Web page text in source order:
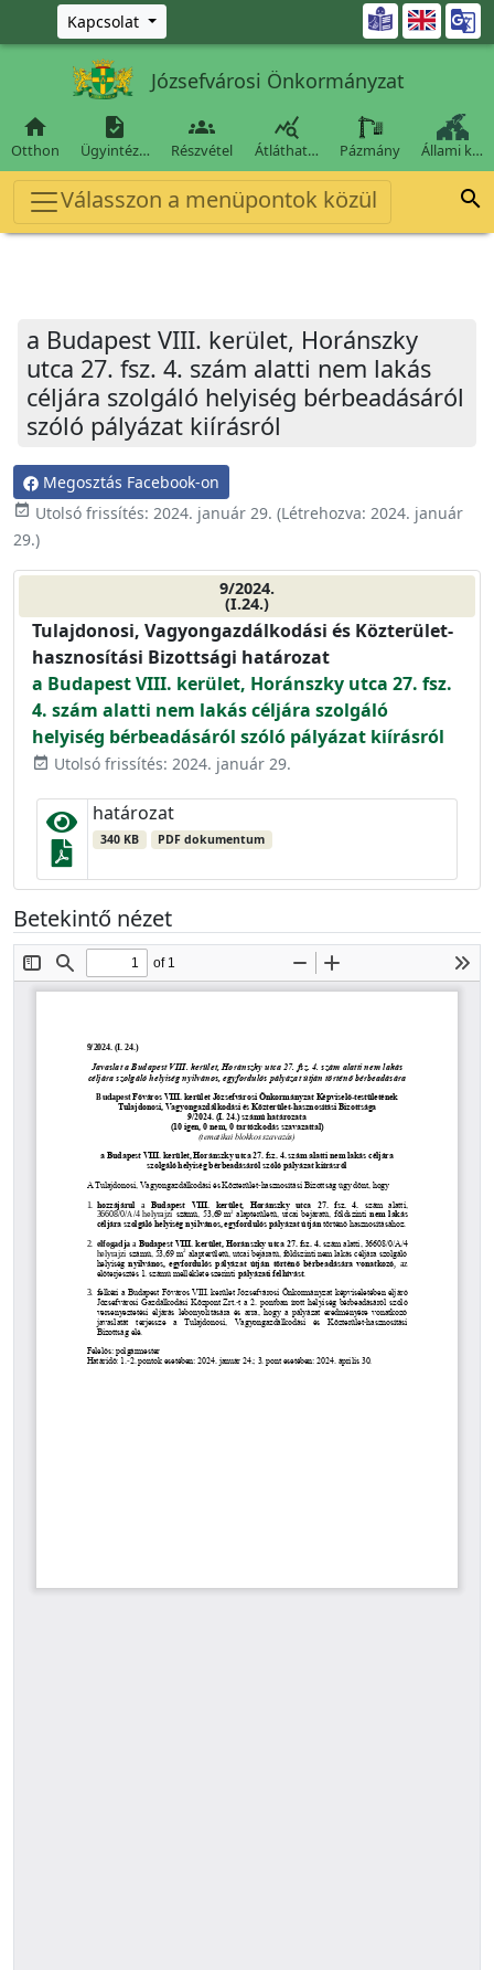
Ugrás a fő tartalomra
Kapcsolat 
Józsefvárosi Önkormányzat

Otthon

Ügyintéz…

Részvétel

Átláthat… Pázmány Állami k…
Válasszon a menüpontok közül 
a Budapest VIII. kerület, Horánszky
utca 27. fsz. 4. szám alatti nem lakás
céljára szolgáló helyiség bérbeadásáról
szóló pályázat kiírásról
Megosztás Facebook-on
event_available Utolsó frissítés: 2024. január 29. (Létrehozva: 2024. január
29.)
9/2024.
(I.24.)
Tulajdonosi, Vagyongazdálkodási és Közterület-
hasznosítási Bizottsági határozat
a Budapest VIII. kerület, Horánszky utca 27. fsz.
4. szám alatti nem lakás céljára szolgáló
helyiség bérbeadásáról szóló pályázat kiírásról
event_available Utolsó frissítés: 2024. január 29.
határozat
340 KB PDF dokumentum
Betekintő nézet